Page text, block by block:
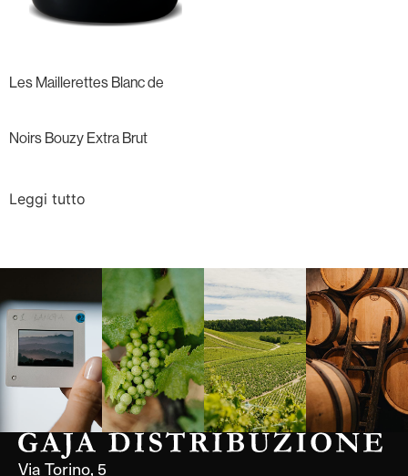
Les Maillerettes Blanc de
Noirs Bouzy Extra Brut
Leggi tutto
Langa, 1977 Borgogna,
Francia
Borgogna,
Francia
Instagram
Via Torino, 5